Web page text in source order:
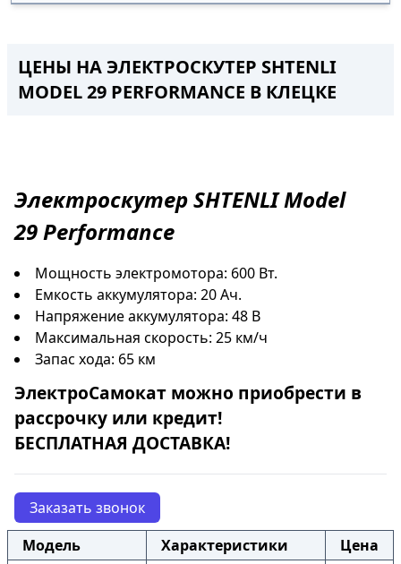
ЦЕНЫ НА ЭЛЕКТРОСКУТЕР SHTENLI
MODEL 29 PERFORMANCE В КЛЕЦКЕ
ЭлектроскутерSHTENLI Model
29Performance
Мощность электромотора: 600 Вт.
Емкость аккумулятора: 20 Ач.
Напряжение аккумулятора: 48 В
Максимальная скорость: 25 км/ч
Запас хода: 65 км
ЭлектроСамокат можно приобрести в
рассрочку или кредит!
БЕСПЛАТНАЯ ДОСТАВКА!
Заказать звонок
Модель
Характеристики Цена